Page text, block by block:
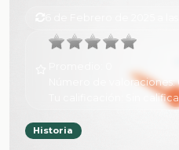
Número de valoraciones:
Sin
Historia